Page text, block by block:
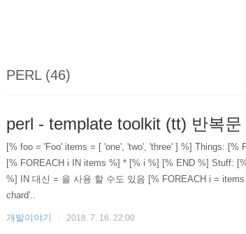
PERL (46)
perl - template toolkit (tt) 반복문
[% foo = 'Foo' items = [ 'one', 'two', 'three' ] %] Things:
[% FOREACH i IN items %] * [% i %] [% END %] Stuff:
%] IN 대신 = 을 사용 할 수도 있음 [% FOREACH i =
chard'..
개발이야기 2018. 7. 16. 22:00